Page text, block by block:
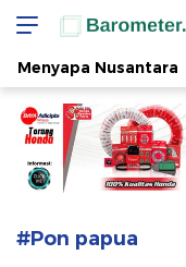
Berita Terkini
Menyapa Nusantara
#Pon papua